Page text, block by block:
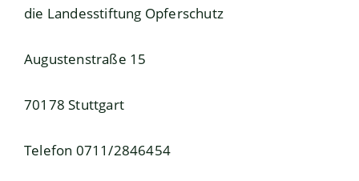
die Landesstiftung Opferschutz
Augustenstraße 15
70178 Stuttgart
Telefon 0711/2846454